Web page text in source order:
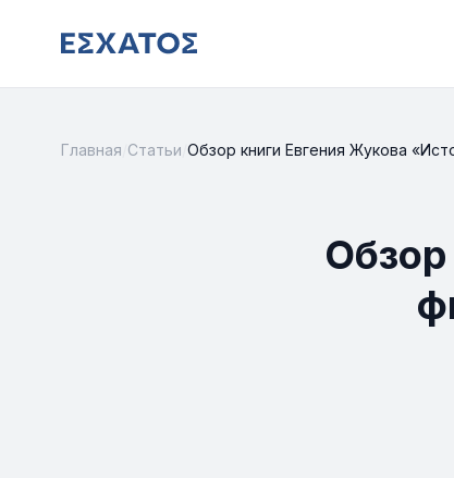
Главная Статьи Обзор книги Евгения Жукова